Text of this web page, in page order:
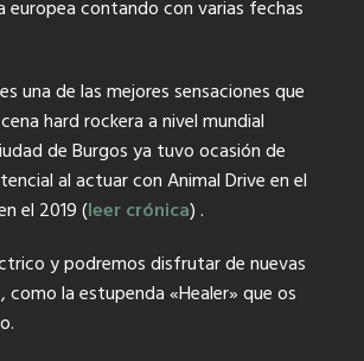
europea contando con varias fechas
una de las mejores sensaciones que
hard rockera a nivel mundial
de Burgos ya tuvo ocasión de
al actuar con Animal Drive en el
el 2019 (leer crónica) .
y podremos disfrutar de nuevas
como la estupenda «Healer» que os